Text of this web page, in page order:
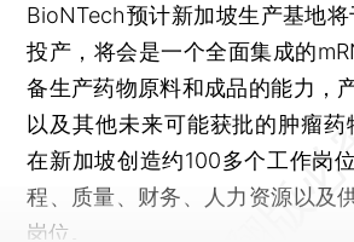
BioNTech预计新加坡生产基地
投产，将会是一个全面集成的
备生产药物原料和成品的能力，
以及其他未来可能获批的肿瘤
在新加坡创造约100多个工作岗
程、质量、财务、人力资源以及
岗位。